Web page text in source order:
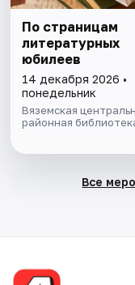
По страницам
литературных
юбилеев
14 декабря 2026 •
понедельник
Вяземская
районная
Все